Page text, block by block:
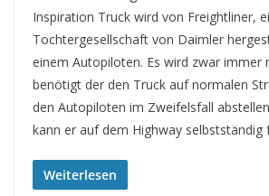
Inspiration Truck wird von Freightliner,
Tochtergesellschaft von Daimler
einem Autopiloten. Es wird zwar immer
benötigt der den Truck auf normalen
den Autopiloten im Zweifelsfall
kann er auf dem Highway selbstständig
Weiterlesen